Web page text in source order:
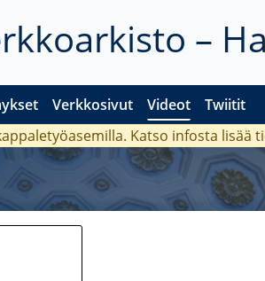
–
Verkkosivut Videot Twiitit
Katso infosta lisää